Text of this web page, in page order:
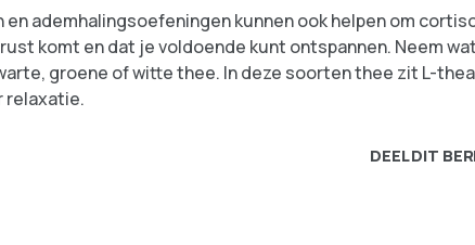
ademhalingsoefeningen kunnen ook helpen om
komt en dat je voldoende kunt ontspannen. Neem
groene of witte thee. In deze soorten thee zit L-
relaxatie.
DEEL DIT